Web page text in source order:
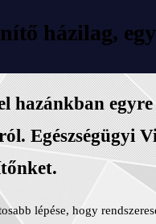
házilag,
hazánkban
Egészségügyi
lépése, hogy